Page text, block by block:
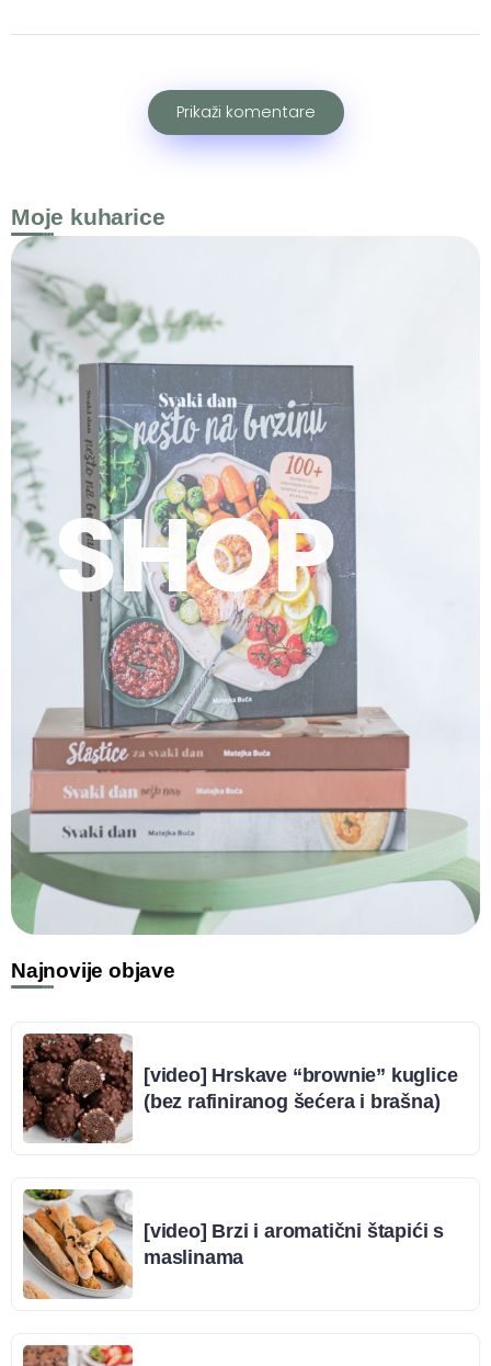
Prikaži komentare
Moje kuharice
SHOP
Najnovije objave
[video] Hrskave “brownie” kuglice
(bez rafiniranog šećera i brašna)
[video] Brzi i aromatični štapići s
maslinama